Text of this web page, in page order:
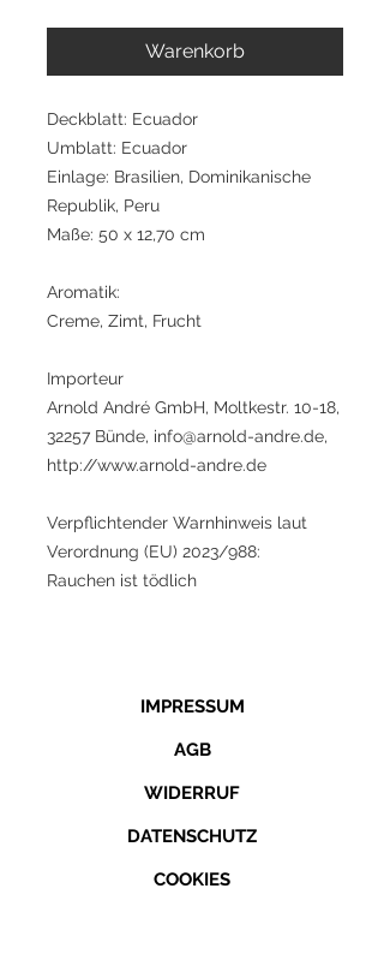
Warenkorb
Deckblatt: Ecuador
Umblatt: Ecuador
Einlage: Brasilien, Dominikanische
Republik, Peru
Maße: 50 x 12,70 cm
Aromatik:
Creme, Zimt, Frucht
Importeur
Arnold André GmbH, Moltkestr. 10-18,
32257 Bünde, info@arnold-andre.de,
http://www.arnold-andre.de
Verpflichtender Warnhinweis laut
Verordnung (EU) 2023/988:
Rauchen ist tödlich
IMPRESSUM
AGB
WIDERRUF
DATENSCHUTZ
COOKIES